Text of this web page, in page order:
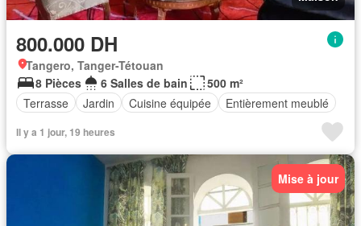
800.000 DH
Tangero, Tanger-Tétouan
8 Pièces
6 Salles de bain
500 m²
Terrasse
Jardin Cuisine équipée Entièrement meublé
Il y a 1 jour, 19 heures
Mise à jour